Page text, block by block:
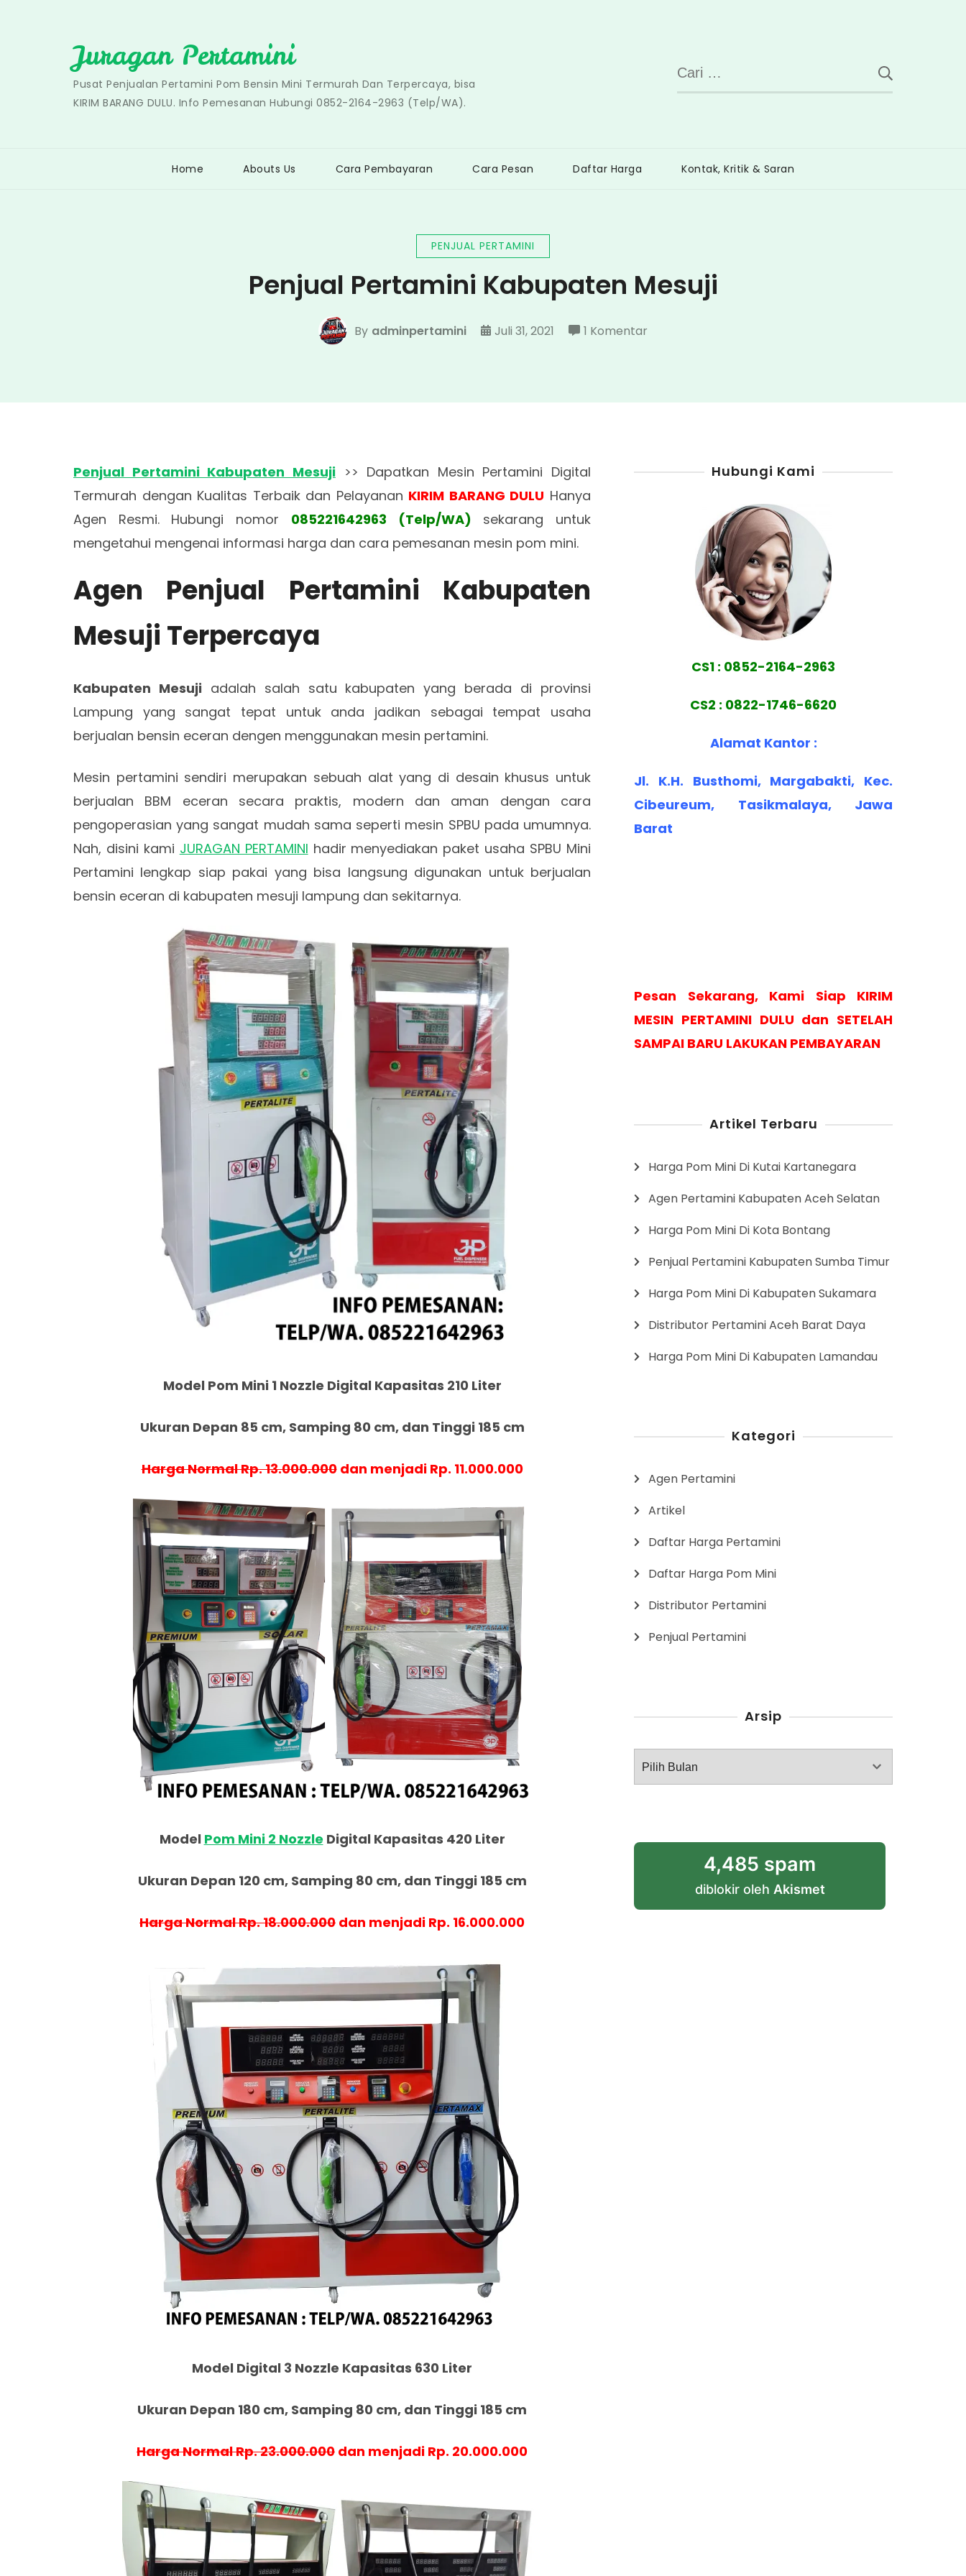
Juragan Pertamini
Pusat Penjualan Pertamini Pom Bensin Mini Termurah Dan Terpercaya, bisa
KIRIM BARANG DULU. Info Pemesanan Hubungi 0852-2164-2963 (Telp/WA).
Cari
untuk:
Home Abouts Us Cara Pembayaran Cara Pesan Daftar Harga Kontak, Kritik & Saran
PENJUAL PERTAMINI
Penjual Pertamini Kabupaten Mesuji
By adminpertamini Juli 31, 2021 1 Komentarpada
Penjual Pertamini Kabupaten Mesuji>> Dapatkan Mesin Pertamini Digital
Termurah dengan Kualitas Terbaik dan Pelayanan KIRIM BARANG DULU Hanya
Agen Resmi. Hubungi nomor 085221642963 (Telp/WA) sekarang untuk
mengetahui mengenai informasi harga dan cara pemesanan mesin pom mini.
Agen Penjual Pertamini Kabupaten
Mesuji Terpercaya
Kabupaten Mesuji adalah salah satu kabupaten yang berada di provinsi
Lampung yang sangat tepat untuk anda jadikan sebagai tempat usaha
berjualan bensin eceran dengen menggunakan mesin pertamini.
Mesin pertamini sendiri merupakan sebuah alat yang di desain khusus untuk
berjualan BBM eceran secara praktis, modern dan aman dengan cara
pengoperasian yang sangat mudah sama seperti mesin SPBU pada umumnya.
Nah, disini kami JURAGAN PERTAMINI hadir menyediakan paket usaha SPBU Mini
Pertamini lengkap siap pakai yang bisa langsung digunakan untuk berjualan
bensin eceran di kabupaten mesuji lampung dan sekitarnya.
Model Pom Mini 1 Nozzle Digital Kapasitas 210 Liter
Ukuran Depan 85 cm, Samping 80 cm, dan Tinggi 185 cm
Harga Normal Rp. 13.000.000dan menjadi Rp. 11.000.000
Model Pom Mini 2 Nozzle Digital Kapasitas 420 Liter
Ukuran Depan 120 cm, Samping 80 cm, dan Tinggi 185 cm
Harga Normal Rp. 18.000.000 dan menjadi Rp. 16.000.000
Model Digital 3 Nozzle Kapasitas 630 Liter
Ukuran Depan 180 cm, Samping 80 cm, dan Tinggi 185 cm
Harga Normal Rp. 23.000.000 dan menjadi Rp. 20.000.000
Hubungi Kami
CS1 : 0852-2164-2963
CS2 : 0822-1746-6620
Alamat Kantor :
Jl. K.H. Busthomi, Margabakti, Kec.
Cibeureum, Tasikmalaya, Jawa
Barat
Pesan Sekarang, Kami Siap KIRIM
MESIN PERTAMINI DULU dan SETELAH
SAMPAI BARU LAKUKAN PEMBAYARAN
Artikel Terbaru
Harga Pom Mini Di Kutai Kartanegara
Agen Pertamini Kabupaten Aceh Selatan
Harga Pom Mini Di Kota Bontang
Penjual Pertamini Kabupaten Sumba Timur
Harga Pom Mini Di Kabupaten Sukamara
Distributor Pertamini Aceh Barat Daya
Harga Pom Mini Di Kabupaten Lamandau
Kategori
Agen Pertamini
Artikel
Daftar Harga Pertamini
Daftar Harga Pom Mini
Distributor Pertamini
Penjual Pertamini
Arsip
Arsip
4,485 spam
diblokir oleh Akismet